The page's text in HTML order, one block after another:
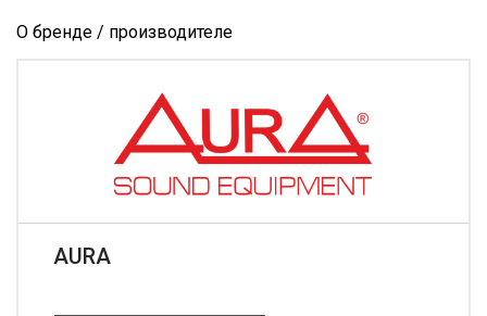
О бренде / производителе
AURA